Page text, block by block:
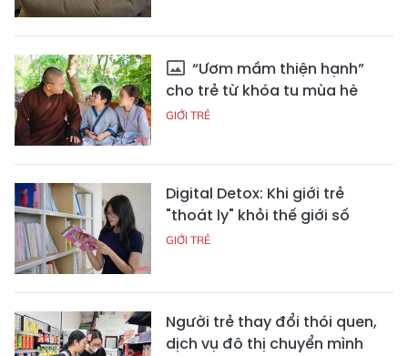
“Ươm mầm thiện hạnh”
cho trẻ từ khóa tu mùa hè
GIỚI TRẺ
Digital Detox: Khi giới trẻ
"thoát ly" khỏi thế giới số
GIỚI TRẺ
Người trẻ thay đổi thói quen,
dịch vụ đô thị chuyển mình